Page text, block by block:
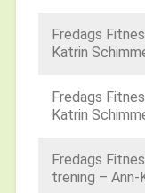
Fredags
Katrin
Fredags
Katrin
Fredags
trening –